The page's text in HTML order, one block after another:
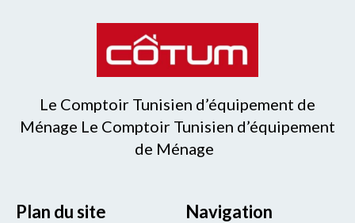
Le Comptoir Tunisien d’équipement de
Ménage Le Comptoir Tunisien d’équipement
de Ménage
Plan du site Navigation